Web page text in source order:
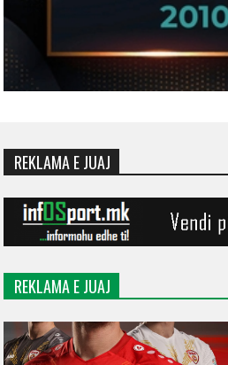
REKLAMA E JUAJ
REKLAMA E JUAJ